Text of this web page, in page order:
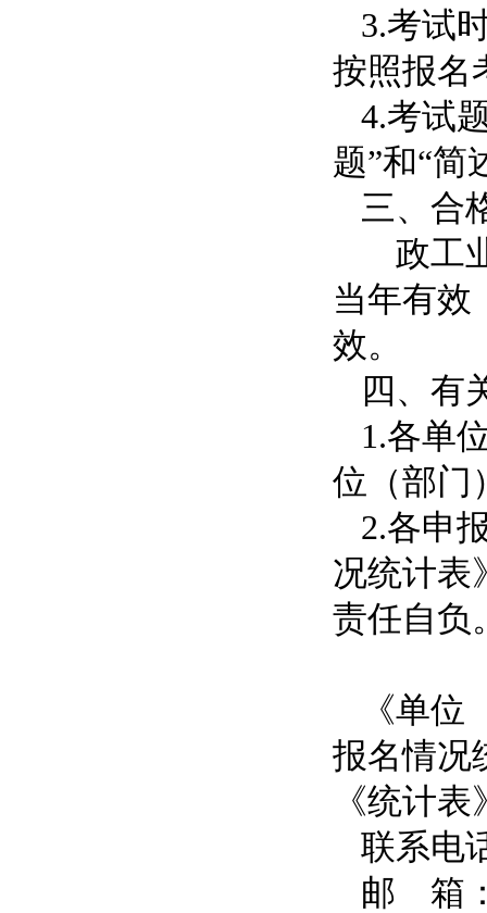
3.考试
按照报名
4.考试
题”和“
三、合
政工
当年有效
效。
四、 有
1.各单
位（部门
2.各申
况统计表
责任自负
《单
报名情况
《统计
联系电
邮 箱：